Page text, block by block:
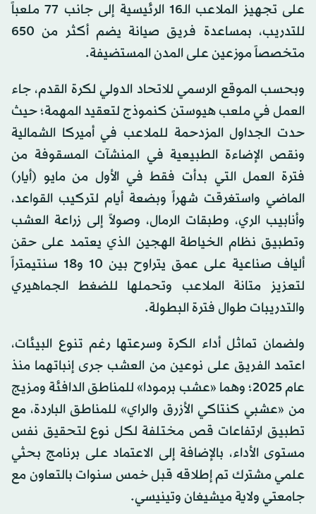
على تجهيز الملاعب الـ16 الرئيسية إلى جانب 77 ملعباً
للتدريب، بمساعدة فريق صيانة يضم أكثر من 650
متخصصاً موزعين على المدن المستضيفة.
وبحسب الموقع الرسمي للاتحاد الدولي لكرة القدم، جاء
العمل في ملعب هيوستن كنموذج لتعقيد المهمة؛ حيث
حدت الجداول المزدحمة للملاعب في أميركا الشمالية
ونقص الإضاءة الطبيعية في المنشآت المسقوفة من
فترة العمل التي بدأت فقط في الأول من مايو (أيار)
الماضي واستغرقت شهراً وبضعة أيام لتركيب القواعد،
وأنابيب الري، وطبقات الرمال، وصولاً إلى زراعة العشب
وتطبيق نظام الخياطة الهجين الذي يعتمد على حقن
ألياف صناعية على عمق يتراوح بين 10 و18 سنتيمتراً
لتعزيز متانة الملاعب وتحملها للضغط الجماهيري
والتدريبات طوال فترة البطولة.
ولضمان تماثل أداء الكرة وسرعتها رغم تنوع البيئات،
اعتمد الفريق على نوعين من العشب جرى إنباتهما منذ
عام 2025؛ وهما «عشب برمودا» للمناطق الدافئة ومزيج
من «عشبي كنتاكي الأزرق والراي» للمناطق الباردة، مع
تطبيق ارتفاعات قص مختلفة لكل نوع لتحقيق نفس
مستوى الأداء، بالإضافة إلى الاعتماد على برنامج بحثي
علمي مشترك تم إطلاقه قبل خمس سنوات بالتعاون مع
جامعتي ولاية ميشيغان وتينيسي.